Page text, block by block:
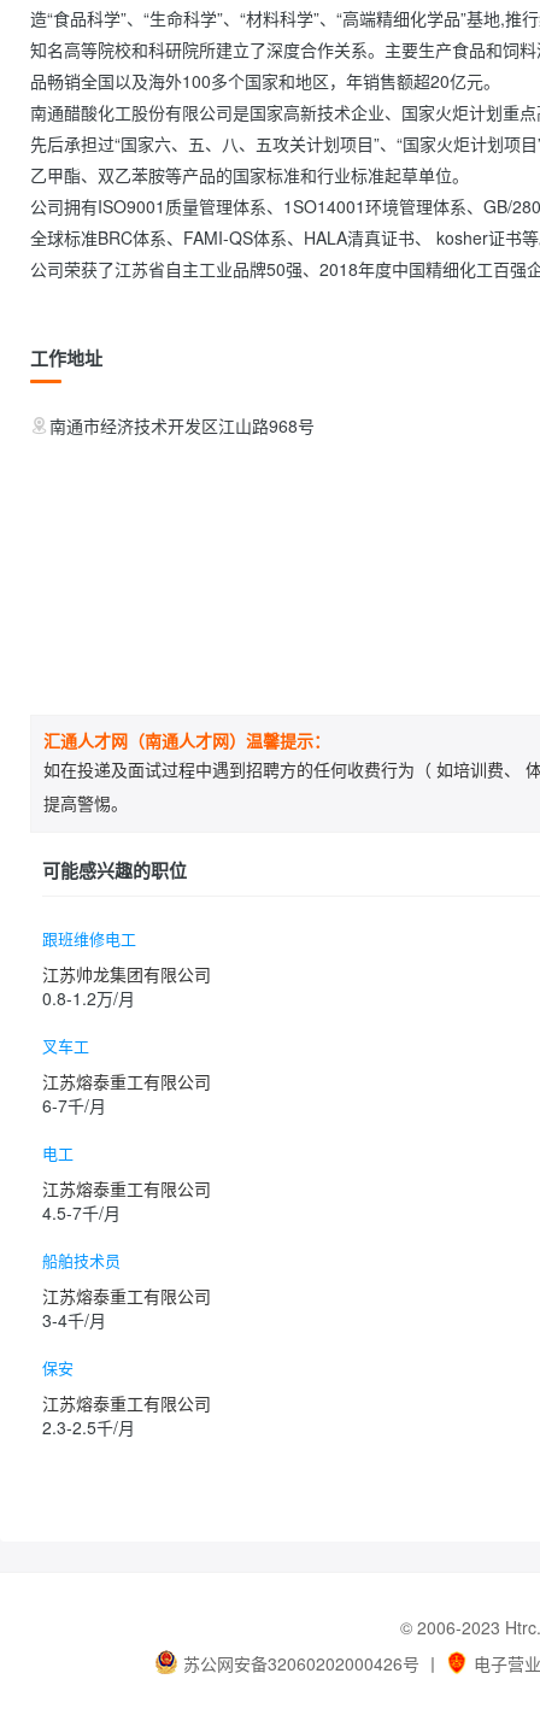
造“食品科学”、“生命科学”、“材料科学”、“高端精细化学品”基地,
知名高等院校和科研院所建立了深度合作关系。主要生产食品和饲
品畅销全国以及海外100多个国家和地区，年销售额超20亿元。
南通醋酸化工股份有限公司是国家高新技术企业、国家火炬计划重
先后承担过“国家六、五、八、五攻关计划项目”、“国家火炬计划项
乙甲酯、双乙苯胺等产品的国家标准和行业标准起草单位。
公司拥有ISO9001质量管理体系、1SO14001环境管理体系、GB/
全球标准BRC体系、FAMI-QS体系、HALA清真证书、 kosher证书
公司荣获了江苏省自主工业品牌50强、2018年度中国精细化
工作地址
南通市经济技术开发区江山路968号
汇通人才网（南通人才网）温馨提示：
如在投递及面试过程中遇到招聘方的任何收费行为（ 如培训费、
提高警惕。
可能感兴趣的职位
跟班维修电工
江苏帅龙集团有限公司
0.8-1.2万/月
叉车工
江苏熔泰重工有限公司
6-7千/月
电工
江苏熔泰重工有限公司
4.5-7千/月
船舶技术员
江苏熔泰重工有限公司
3-4千/月
保安
江苏熔泰重工有限公司
2.3-2.5千/月
© 2006-2023
苏公网安备32060202000426号 丨 电子营